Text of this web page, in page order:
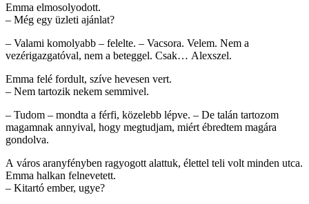
Emma elmosolyodott.
– Még egy üzleti ajánlat?
– Valami komolyabb – felelte. – Vacsora. Velem. Nem a
vezérigazgatóval, nem a beteggel. Csak… Alexszel.
Emma felé fordult, szíve hevesen vert.
– Nem tartozik nekem semmivel.
– Tudom – mondta a férfi, közelebb lépve. – De talán tartozom
magamnak annyival, hogy megtudjam, miért ébredtem magára
gondolva.
A város aranyfényben ragyogott alattuk, élettel teli volt minden utca.
Emma halkan felnevetett.
– Kitartó ember, ugye?